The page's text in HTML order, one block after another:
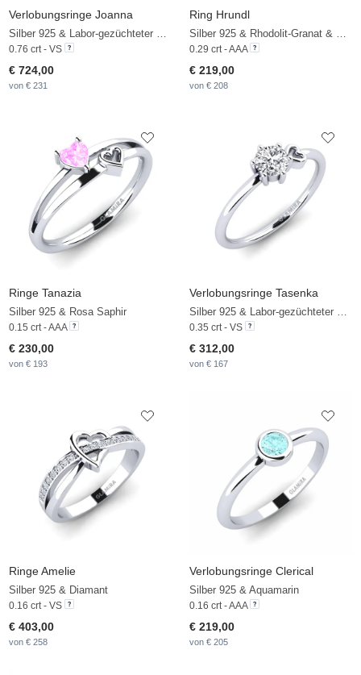
Verlobungsringe Joanna
Silber 925 & Labor-gezüchteter Diamant
0.76 crt - VS
€ 724,00
von € 231
Ring Hrundl
Silber 925 & Rhodolit-Granat & Zirkonia
0.29 crt - AAA
€ 219,00
von € 208
Ringe Tanazia
Silber 925 & Rosa Saphir
0.15 crt - AAA
€ 230,00
von € 193
Verlobungsringe Tasenka
Silber 925 & Labor-gezüchteter Diamant
0.35 crt - VS
€ 312,00
von € 167
Ringe Amelie
Silber 925 & Diamant
0.16 crt - VS
€ 403,00
von € 258
Verlobungsringe Clerical
Silber 925 & Aquamarin
0.16 crt - AAA
€ 219,00
von € 205